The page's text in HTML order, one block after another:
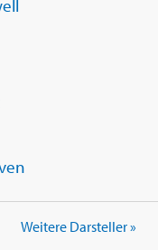
Weitere Darsteller »